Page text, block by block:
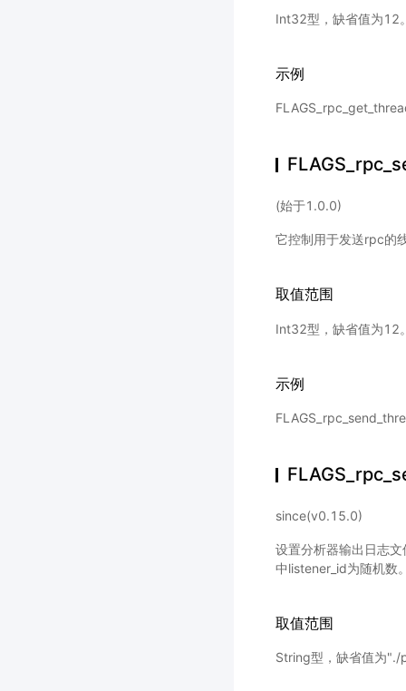
Int32型，缺省值为12
示例
(始于1.0.0)
它控制用于发送rpc的
取值范围
Int32型，缺省值为12
示例
since(v0.15.0)
设置分析器输出日志
中listener_id为随机数
取值范围
String型，缺省值为"./